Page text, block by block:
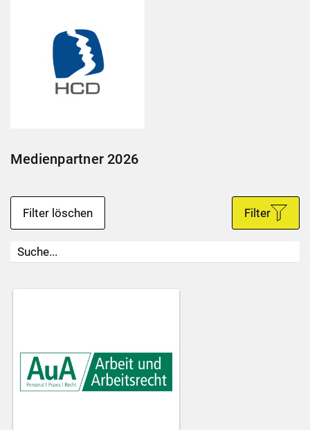
Medienpartner 2026
Filter löschen Filter